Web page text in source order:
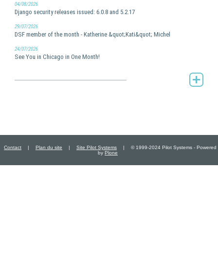
04/08/2026
Django security releases issued: 6.0.8 and 5.2.17
29/07/2026
DSF member of the month - Katherine &quot;Kati&quot; Michel
24/07/2026
See You in Chicago in One Month!
Contact | Plan du site | Site Pilot Systems |
© 1999-2024 Pilot Systems - Powered
by Plone